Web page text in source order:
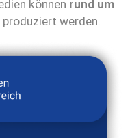
können rund um
werden.